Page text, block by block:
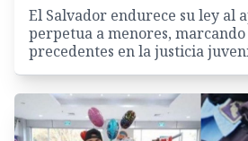
El Salvador endurece su ley al
perpetua a menores,
precedentes en la justicia